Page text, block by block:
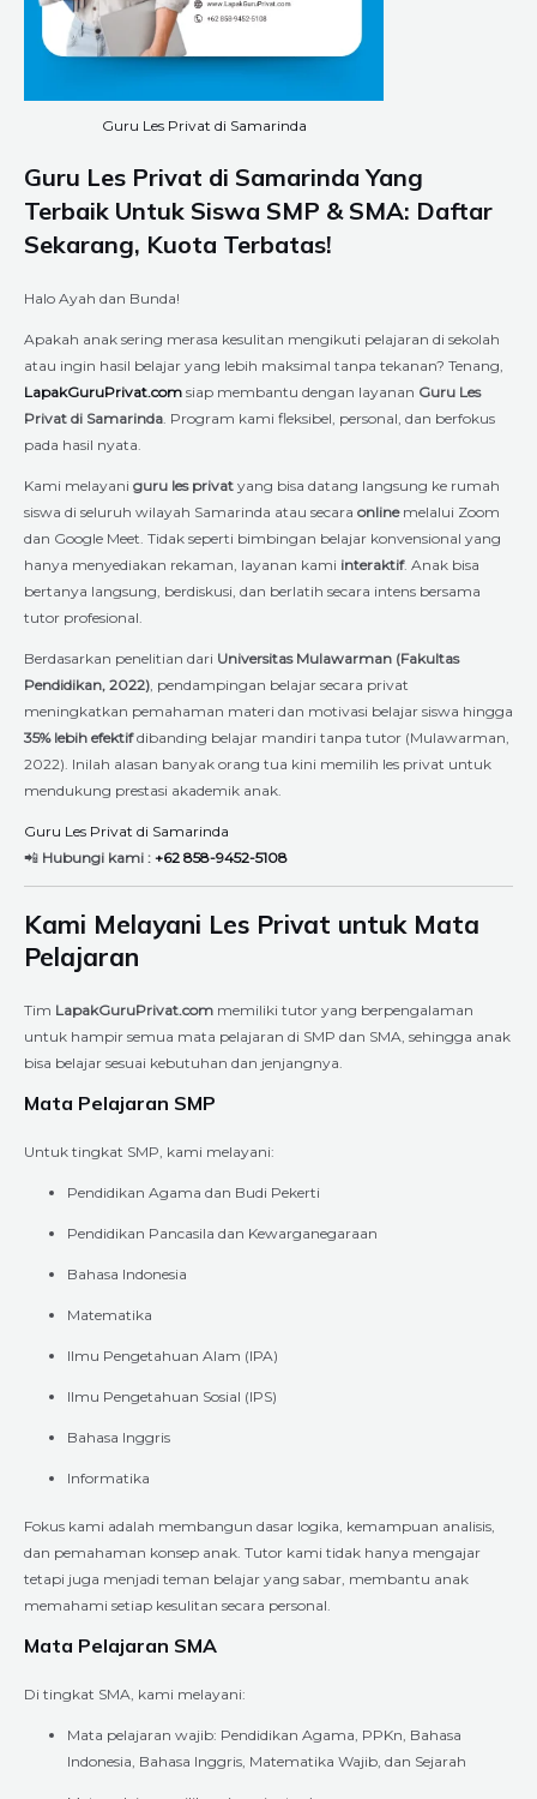
Guru Les Privat di Samarinda
Guru Les Privat di Samarinda Yang
Terbaik Untuk Siswa SMP & SMA: Daftar
Sekarang, Kuota Terbatas!
Halo Ayah dan Bunda!
Apakah anak sering merasa kesulitan mengikuti pelajaran di sekolah
atau ingin hasil belajar yang lebih maksimal tanpa tekanan? Tenang,
LapakGuruPrivat.com siap membantu dengan layanan Guru Les
Privat di Samarinda . Program kami fleksibel, personal, dan berfokus
pada hasil nyata.
Kami melayani guru les privat yang bisa datang langsung ke rumah
siswa di seluruh wilayah Samarinda atau secara onlinemelalui Zoom
dan Google Meet. Tidak seperti bimbingan belajar konvensional yang
hanya menyediakan rekaman, layanan kami interaktif. Anak bisa
bertanya langsung, berdiskusi, dan berlatih secara intens bersama
tutor profesional.
Berdasarkan penelitian dari Universitas Mulawarman (Fakultas
Pendidikan, 2022) , pendampingan belajar secara privat
meningkatkan pemahaman materi dan motivasi belajar siswa hingga
35% lebih efektifdibanding belajar mandiri tanpa tutor (Mulawarman,
2022). Inilah alasan banyak orang tua kini memilih les privat untuk
mendukung prestasi akademik anak.
Guru Les Privat di Samarinda
📲 Hubungi kami : +62 858-9452-5108
Kami Melayani Les Privat untuk Mata
Pelajaran
Tim LapakGuruPrivat.com memiliki tutor yang berpengalaman
untuk hampir semua mata pelajaran di SMP dan SMA, sehingga anak
bisa belajar sesuai kebutuhan dan jenjangnya.
Mata Pelajaran SMP
Untuk tingkat SMP, kami melayani:
Pendidikan Agama dan Budi Pekerti
Pendidikan Pancasila dan Kewarganegaraan
Bahasa Indonesia
Matematika
Ilmu Pengetahuan Alam (IPA)
Ilmu Pengetahuan Sosial (IPS)
Bahasa Inggris
Informatika
Fokus kami adalah membangun dasar logika, kemampuan analisis,
dan pemahaman konsep anak. Tutor kami tidak hanya mengajar
tetapi juga menjadi teman belajar yang sabar, membantu anak
memahami setiap kesulitan secara personal.
Mata Pelajaran SMA
Di tingkat SMA, kami melayani:
Mata pelajaran wajib: Pendidikan Agama, PPKn, Bahasa
Indonesia, Bahasa Inggris, Matematika Wajib, dan Sejarah